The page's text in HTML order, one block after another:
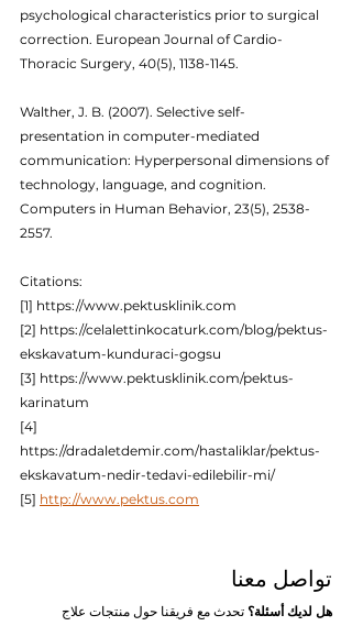
psychological characteristics prior to surgical
correction. European Journal of Cardio-
Thoracic Surgery, 40(5), 1138-1145.
Walther, J. B. (2007). Selective self-
presentation in computer-mediated
communication: Hyperpersonal dimensions of
technology, language, and cognition.
Computers in Human Behavior, 23(5), 2538-
2557.
Citations:
[1] https://www.pektusklinik.com
[2] https://celalettinkocaturk.com/blog/pektus-
ekskavatum-kunduraci-gogsu
[3] https://www.pektusklinik.com/pektus-
karinatum
[4]
https://dradaletdemir.com/hastaliklar/pektus-
ekskavatum-nedir-tedavi-edilebilir-mi/
[5] http://www.pektus.com
تواصل معنا
هل لديك أسئلة؟ تحدث مع فريقنا حول منتجات علاج